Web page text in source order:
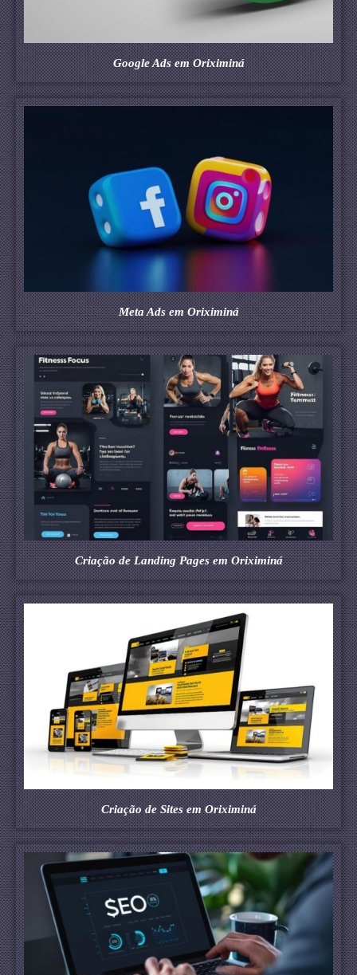
Google Ads em Oriximiná
Meta Ads em Oriximiná
Criação de Landing Pages em Oriximiná
Criação de Sites em Oriximiná